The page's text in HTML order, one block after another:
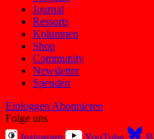
Journal
Ressorts
Kolumnen
Shop
Community
Newsletter
Spenden
Einloggen Abonnieren
Folge uns